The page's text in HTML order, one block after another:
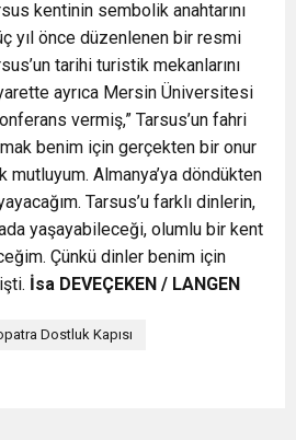
kentinin sembolik anahtarını
yıl önce düzenlenen bir resmi
tarihi turistik mekanlarını
ayrıca Mersin Üniversitesi
vermiş,” Tarsus’un fahri
benim için gerçekten bir onur
mutluyum. Almanya’ya döndükten
Tarsus’u farklı dinlerin,
yaşayabileceği, olumlu bir kent
Çünkü dinler benim için
İsa DEVEÇEKEN / LANGEN
Dostluk Kapısı